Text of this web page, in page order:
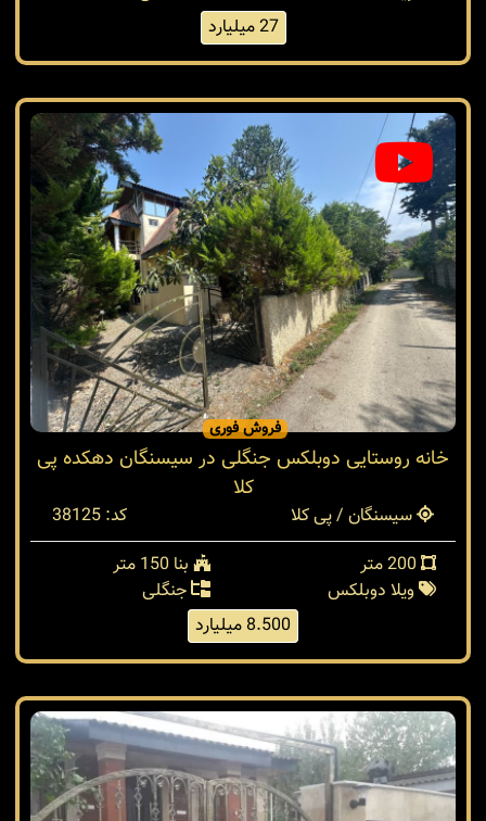
27 میلیارد
فروش فوری
خانه روستایی دوبلکس جنگلی در سیسنگان دهکده پی
کلا
سیسنگان / پی کلا
کد: 38125
بنا 150 متر
ویلا دوبلکس
جنگلی
8.500 میلیارد